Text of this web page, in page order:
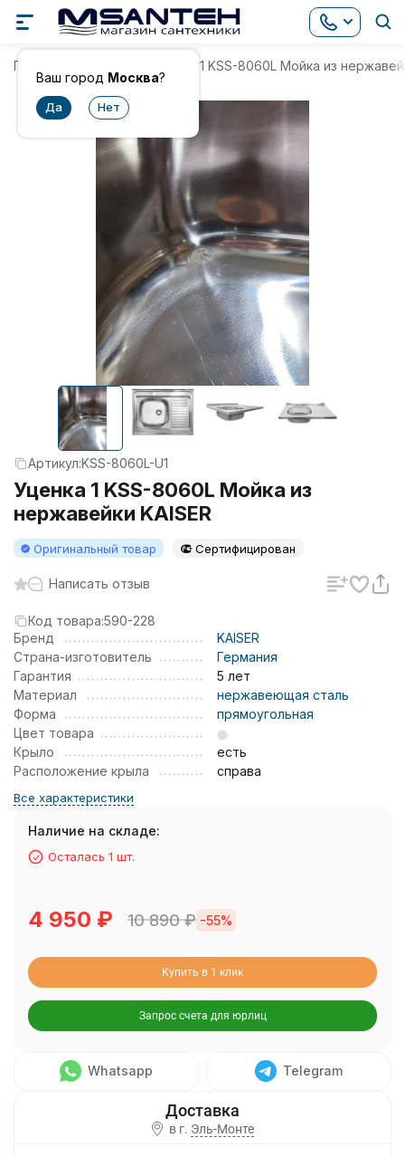
Ваш город Москва?
Главная Уценка 1 KSS-8060L Мойка из
Артикул:KSS-8060L-U1
Уценка 1 KSS-8060L Мойка из
нержавейки KAISER
Оригинальный товар Сертифицирован
Написать отзыв
Код товара:590-228
Бренд
KAISER
Страна-изготовитель
Германия
Гарантия
5 лет
Материал
нержавеющая сталь
Форма
прямоугольная
Цвет товара
Крыло
есть
Расположение крыла
справа
Все характеристики
Наличие на складе:
Осталась 1 шт.
4 950 ₽ 10 890₽ -55%
Купить в 1 клик
Запрос счета для юрлиц
Whatsapp Telegram
в г. Эль-Монте